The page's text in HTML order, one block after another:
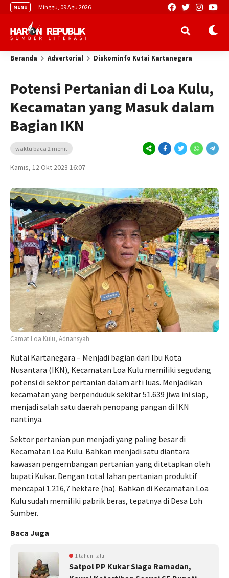
MENU Minggu, 09 Agu 2026
Beranda Advertorial Diskominfo Kutai Kartanegara
Potensi Pertanian di Loa Kulu,
Kecamatan yang Masuk dalam
Bagian IKN
waktu baca 2 menit
Kamis, 12 Okt 2023 16:07
Camat Loa Kulu, Adriansyah
Kutai Kartanegara – Menjadi bagian dari Ibu Kota
Nusantara (IKN), Kecamatan Loa Kulu memiliki segudang
potensi di sektor pertanian dalam arti luas. Menjadikan
kecamatan yang berpenduduk sekitar 51.639 jiwa ini siap,
menjadi salah satu daerah penopang pangan di IKN
nantinya.
Sektor pertanian pun menjadi yang paling besar di
Kecamatan Loa Kulu. Bahkan menjadi satu diantara
kawasan pengembangan pertanian yang ditetapkan oleh
bupati Kukar. Dengan total lahan pertanian produktif
mencapai 1.216,7 hektare (ha). Bahkan di Kecamatan Loa
Kulu sudah memiliki pabrik beras, tepatnya di Desa Loh
Sumber.
Baca Juga
1 tahun lalu
Satpol PP Kukar Siaga Ramadan,